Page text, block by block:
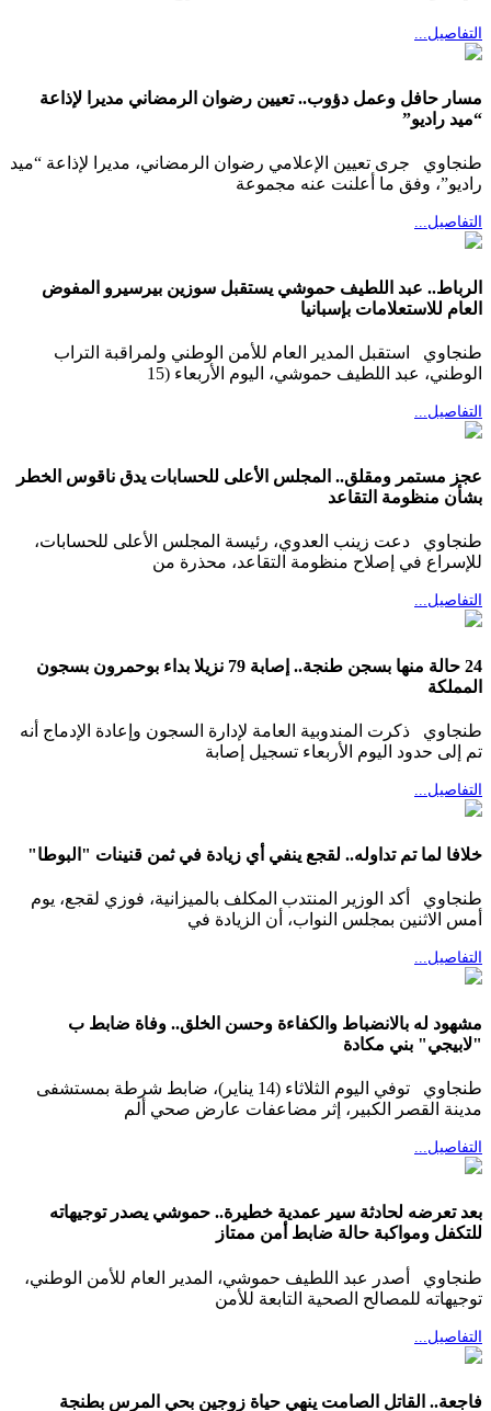
التفاصيل...
مسار حافل وعمل دؤوب.. تعيين رضوان الرمضاني مديرا لإذاعة
“ميد راديو”
طنجاوي جرى تعيين الإعلامي رضوان الرمضاني، مديرا لإذاعة “ميد
راديو”، وفق ما أعلنت عنه مجموعة
التفاصيل...
الرباط.. عبد اللطيف حموشي يستقبل سوزين بيرسيرو المفوض
العام للاستعلامات بإسبانيا
طنجاوي استقبل المدير العام للأمن الوطني ولمراقبة التراب
الوطني، عبد اللطيف حموشي، اليوم الأربعاء (15
التفاصيل...
عجز مستمر ومقلق.. المجلس الأعلى للحسابات يدق ناقوس الخطر
بشأن منظومة التقاعد
طنجاوي دعت زينب العدوي، رئيسة المجلس الأعلى للحسابات،
للإسراع في إصلاح منظومة التقاعد، محذرة من
التفاصيل...
24 حالة منها بسجن طنجة.. إصابة 79 نزيلا بداء بوحمرون بسجون
المملكة
طنجاوي ذكرت المندوبية العامة لإدارة السجون وإعادة الإدماج أنه
تم إلى حدود اليوم الأربعاء تسجيل إصابة
التفاصيل...
خلافا لما تم تداوله.. لقجع ينفي أي زيادة في ثمن قنينات "البوطا"
طنجاوي أكد الوزير المنتدب المكلف بالميزانية، فوزي لقجع، يوم
أمس الاثنين بمجلس النواب، أن الزيادة في
التفاصيل...
مشهود له بالانضباط والكفاءة وحسن الخلق.. وفاة ضابط ب
"لابيجي" بني مكادة
طنجاوي توفي اليوم الثلاثاء (14 يناير)، ضابط شرطة بمستشفى
مدينة القصر الكبير، إثر مضاعفات عارض صحي ألم
التفاصيل...
بعد تعرضه لحادثة سير عمدية خطيرة.. حموشي يصدر توجيهاته
للتكفل ومواكبة حالة ضابط أمن ممتاز
طنجاوي أصدر عبد اللطيف حموشي، المدير العام للأمن الوطني،
توجيهاته للمصالح الصحية التابعة للأمن
التفاصيل...
فاجعة.. القاتل الصامت ينهي حياة زوجين بحي المرس بطنجة